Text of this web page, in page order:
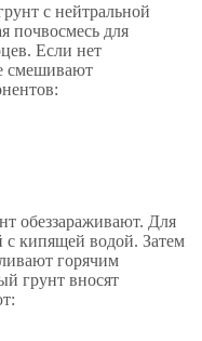
с нейтральной
почвосмесь для
Если нет
смешивают
обеззараживают. Для
с кипящей водой. Затем
горячим
грунт вносят